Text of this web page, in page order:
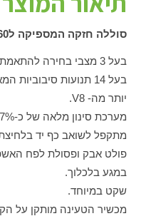
סוללה חזקה המספיקה ל60 דקות של עבודה רצופה!
בעל 3 מצבי בחירה להתאמת עוצמת השאיבה לאזור הנבחר
יותר מה- V8
.
מערכת סינון מלאה של כ-99.97%.
מתקפל לשואב כף יד
פולט אבק ופסולת לפח
במגע בלכלוך.
שקט במיוחד.
מכשיר הטעינה מותקן על